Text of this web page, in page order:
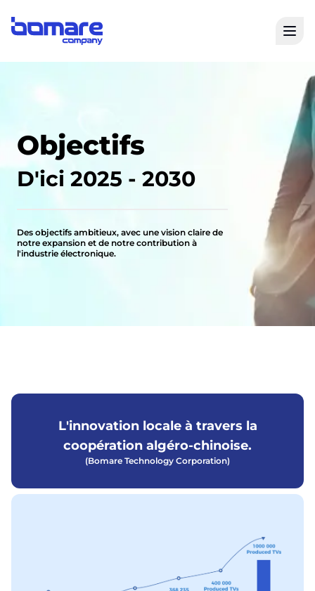
Objectifs
D'ici 2025 - 2030
Des objectifs ambitieux, avec une vision claire de
notre expansion et de notre contribution à
l'industrie électronique.
L'innovation locale à travers la
coopération algéro-chinoise.
(Bomare Technology Corporation)